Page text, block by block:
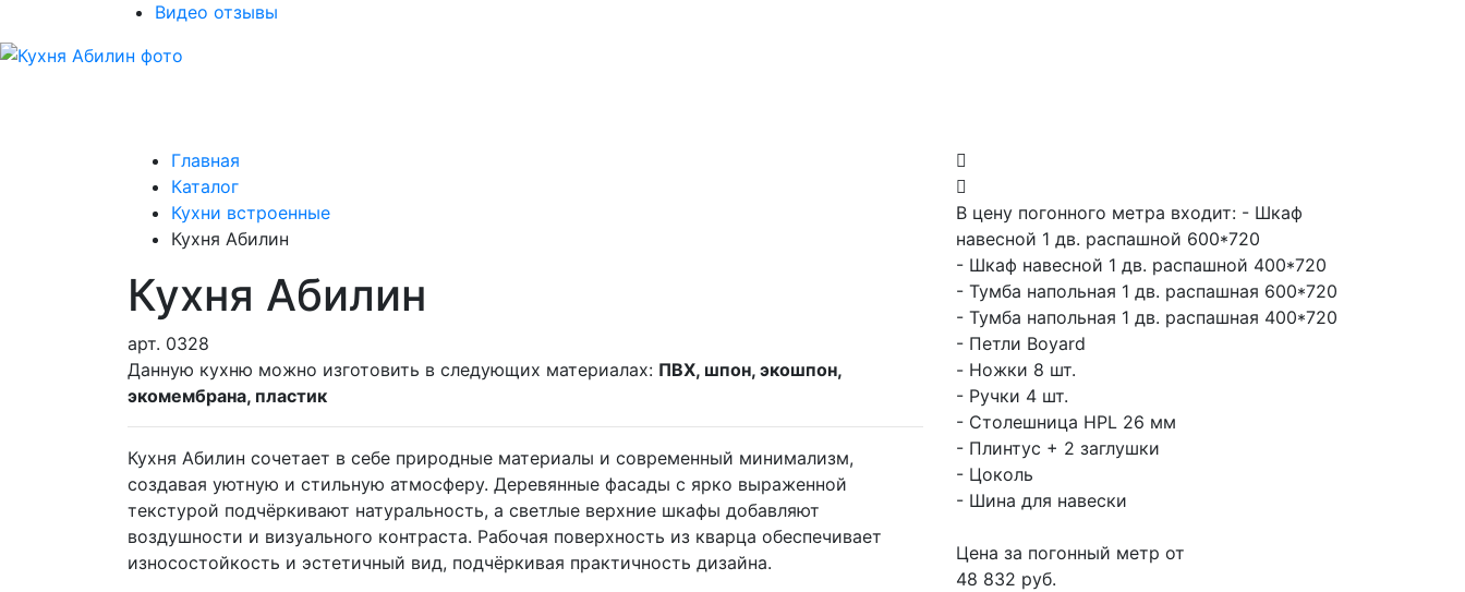
Видео отзывы
Главная
Каталог
Кухни встроенные
Кухня Абилин
Кухня Абилин
арт. 0328
Данную кухню можно изготовить в следующих материалах: ПВХ, шпон, экошпон,
экомембрана, пластик
Кухня Абилин сочетает в себе природные материалы и современный минимализм,
создавая уютную и стильную атмосферу. Деревянные фасады с ярко выраженной
текстурой подчёркивают натуральность, а светлые верхние шкафы добавляют
воздушности и визуального контраста. Рабочая поверхность из кварца обеспечивает
износостойкость и эстетичный вид, подчёркивая практичность дизайна.
В цену погонного метра входит: - Шкаф
навесной 1 дв. распашной 600*720
- Шкаф навесной 1 дв. распашной 400*720
- Тумба напольная 1 дв. распашная 600*720
- Тумба напольная 1 дв. распашная 400*720
- Петли Boyard
- Ножки 8 шт.
- Ручки 4 шт.
- Столешница HPL 26 мм
- Плинтус + 2 заглушки
- Цоколь
- Шина для навески
Цена за погонный метр от
48 832 руб.